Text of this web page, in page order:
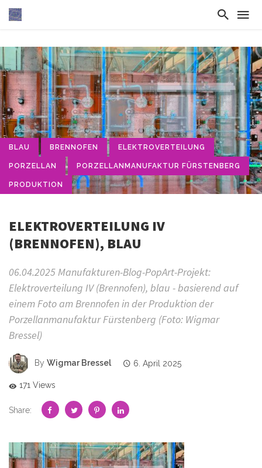
BLAU BRENNOFEN ELEKTROVERTEILUNG
PORZELLAN PORZELLANMANUFAKTUR FÜRSTENBERG
PRODUKTION
ELEKTROVERTEILUNG IV
(BRENNOFEN), BLAU
06.04.2025 Manufakturen-Blog-PopArt-Projekt:
Elektroverteilung IV (Brennofen), blau - basierend auf
einem Foto am Brennofen in der Produktion der
Porzellanmanufaktur Fürstenberg (Foto: Wigmar
Bressel)
By Wigmar Bressel 6. April 2025
171 Views
Share: